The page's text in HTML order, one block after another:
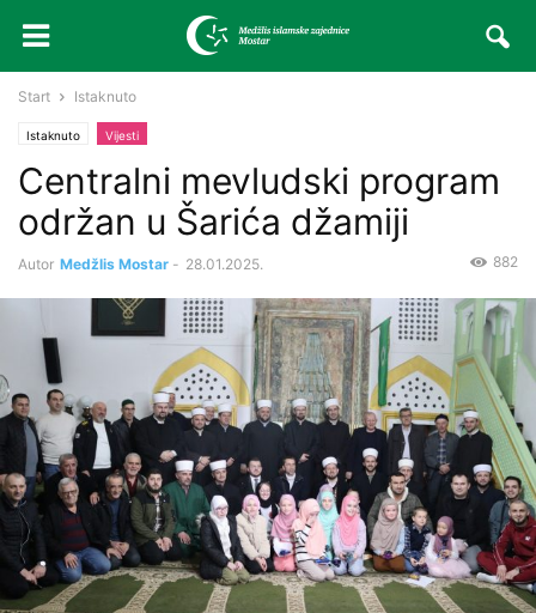
Start Istaknuto
Istaknuto Vijesti
Centralni mevludski program
održan u Šarića džamiji
Autor Medžlis Mostar - 28.01.2025. 882